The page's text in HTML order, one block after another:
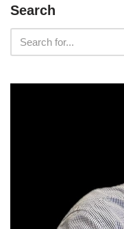
Search